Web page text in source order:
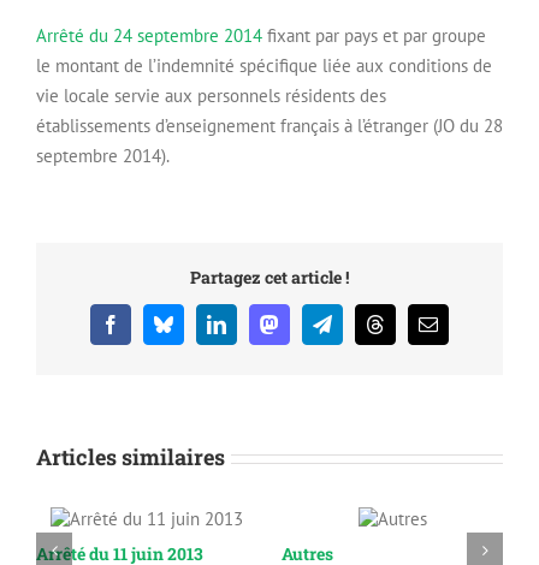
Arrêté du 24 septembre 2014 fixant par pays et par groupe
le montant de l’indemnité spécifique liée aux conditions de
vie locale servie aux personnels résidents des
établissements d’enseignement français à l’étranger (JO du 28
septembre 2014).
Partagez cet article !
FacebookBlueskyLinkedInMastodonTelegramThreadsEmail
Articles similaires
Arrêté du 11 juin 2013 Autres